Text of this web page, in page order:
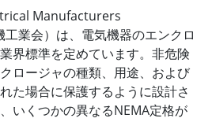
Manufacturers
業会）は、電気機器のエンクロ
界標準を定めています。非危険
ロージャの種類、用途、および
た場合に保護するように設計さ
いくつかの異なるNEMA定格が